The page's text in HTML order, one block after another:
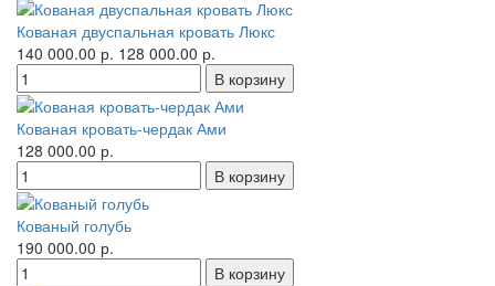
Кованая двуспальная кровать Люкс
140 000.00 р. 128 000.00 р.
Кованая кровать-чердак Ами
128 000.00 р.
Кованый голубь
190 000.00 р.